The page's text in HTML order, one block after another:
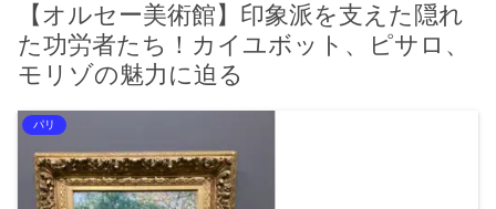
【オルセー美術館】印象派を支えた隠れ
た功労者たち！カイユボット、ピサロ、
モリゾの魅力に迫る
パリ